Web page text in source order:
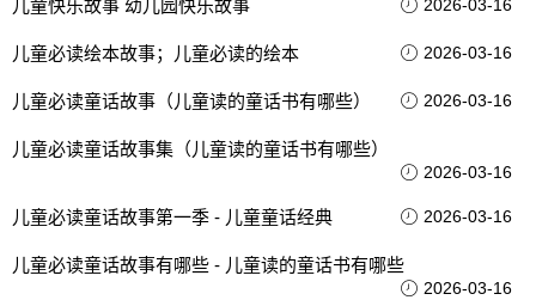
儿童快乐故事 幼儿园快乐故事 2026-03-16
儿童必读绘本故事；儿童必读的绘本 2026-03-16
儿童必读童话故事（儿童读的童话书有哪些） 2026-03-16
儿童必读童话故事集（儿童读的童话书有哪些）
2026-03-16
儿童必读童话故事第一季 - 儿童童话经典 2026-03-16
儿童必读童话故事有哪些 - 儿童读的童话书有哪些
2026-03-16